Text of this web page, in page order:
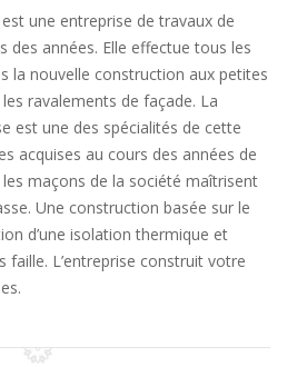
une entreprise de travaux de
des années. Elle effectue tous les
la nouvelle construction aux petites
ravalements de façade. La
est une des spécialités de cette
acquises au cours des années de
maçons de la société maîtrisent
Une construction basée sur le
d’une isolation thermique et
faille. L’entreprise construit votre